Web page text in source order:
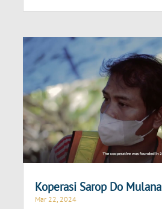
Koperasi Sarop Do Mulana
Mar 22, 2024